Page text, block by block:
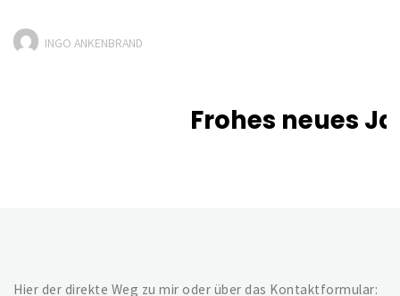
INGO ANKENBRAND
Frohes neues
Hier der direkte Weg zu mir oder über das Kontaktformular: